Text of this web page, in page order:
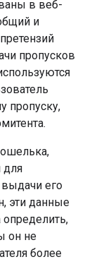
в веб-
и
пропусков
пропуску,
для
его
эти данные
он не
более